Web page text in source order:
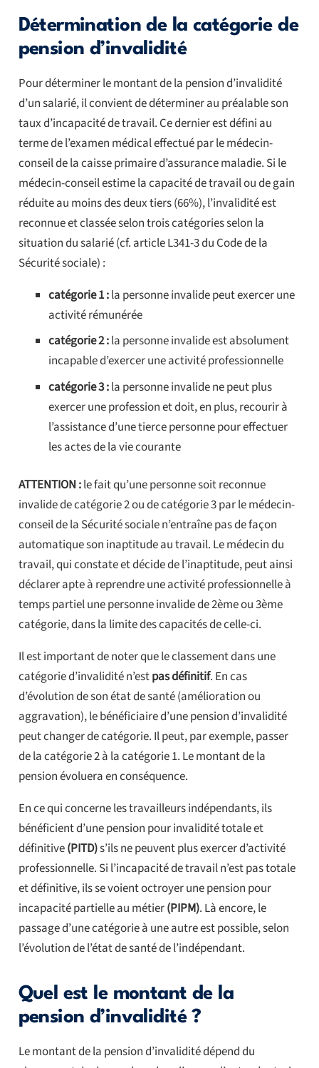
Détermination de la catégorie de
pension d’invalidité
Pour déterminer le montant de la pension d’invalidité
d’un salarié, il convient de déterminer au préalable son
taux d’incapacité de travail. Ce dernier est défini au
terme de l’examen médical effectué par le médecin-
conseil de la caisse primaire d’assurance maladie. Si le
médecin-conseil estime la capacité de travail ou de gain
réduite au moins des deux tiers (66%), l’invalidité est
reconnue et classée selon trois catégories selon la
situation du salarié (cf. article L341-3 du Code de la
Sécurité sociale) :
catégorie 1 :la personne invalide peut exercer une
activité rémunérée
catégorie 2 :la personne invalide est absolument
incapable d’exercer une activité professionnelle
catégorie 3 :la personne invalide ne peut plus
exercer une profession et doit, en plus, recourir à
l’assistance d’une tierce personne pour effectuer
les actes de la vie courante
ATTENTION :le fait qu’une personne soit reconnue
invalide de catégorie 2 ou de catégorie 3 par le médecin-
conseil de la Sécurité sociale n’entraîne pas de façon
automatique son inaptitude au travail. Le médecin du
travail, qui constate et décide de l’inaptitude, peut ainsi
déclarer apte à reprendre une activité professionnelle à
temps partiel une personne invalide de 2ème ou 3ème
catégorie, dans la limite des capacités de celle-ci.
Il est important de noter que le classement dans une
catégorie d’invalidité n’estpas définitif. En cas
d’évolution de son état de santé (amélioration ou
aggravation), le bénéficiaire d’une pension d’invalidité
peut changer de catégorie. Il peut, par exemple, passer
de la catégorie 2 à la catégorie 1. Le montant de la
pension évoluera en conséquence.
En ce qui concerne les travailleurs indépendants, ils
bénéficient d’une pension pour invalidité totale et
définitive(PITD)s’ils ne peuvent plus exercer d’activité
professionnelle. Si l’incapacité de travail n’est pas totale
et définitive, ils se voient octroyer une pension pour
incapacité partielle au métier(PIPM). Là encore, le
passage d’une catégorie à une autre est possible, selon
l’évolution de l’état de santé de l’indépendant.
Quel est le montant de la
pension d’invalidité ?
Le montant de la pension d’invalidité dépend du